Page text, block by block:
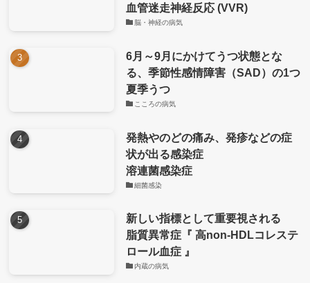
血管迷走神経反応 (VVR)
脳・神経の病気
6月～9月にかけてうつ状態とな
る、季節性感情障害（SAD）の1つ
夏季うつ
こころの病気
発熱やのどの痛み、発疹などの症
状が出る感染症
溶連菌感染症
細菌感染
新しい指標として重要視される
脂質異常症『 高non-HDLコレステ
ロール血症 』
内蔵の病気